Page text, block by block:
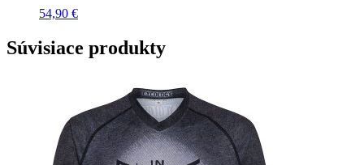
54,90 €
Súvisiace produkty